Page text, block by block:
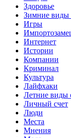
Здоровье
Зимние виды
Игры
Интернет
Истории
Компании
Криминал
Культура
Лайфхаки
Летние виды
Личный счет
Люди
Места
Мнения